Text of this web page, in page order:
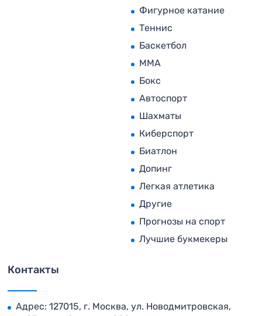
Фигурное катание
Теннис
Баскетбол
MMA
Бокс
Автоспорт
Шахматы
Киберспорт
Биатлон
Допинг
Легкая атлетика
Другие
Прогнозы на спорт
Лучшие букмекеры
Контакты
Адрес: 127015, г. Москва, ул. Новодмитровская,